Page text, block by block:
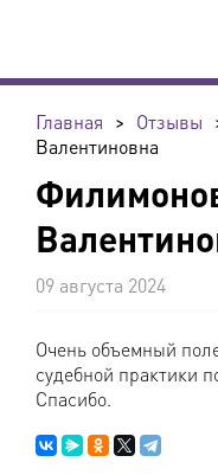
Главная > Отзывы
Валентиновна
09 августа 2024
Очень объемный
судебной практики
Спасибо.